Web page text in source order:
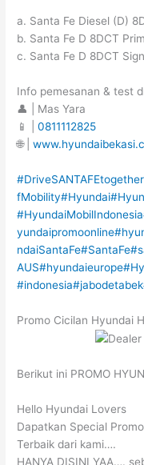
a. Santa Fe Diesel (D)
b. Santa Fe D 8DCT
c. Santa Fe D 8DCT
Info pemesanan & test
👤 | Mas Yara
📱 |0811112825
🌐 |
#DriveSANTAFEtogether
fMobility#Hyundai
#HyundaiMobilIndonesia
yundaipromoonline
ndaiSantaFe#SantaFe
AUS#hyundaieurope
#indonesia#jabodetabek
Promo Cicilan Hyundai
Berikut ini PROMO
Hello Hyundai Lovers
Dapatkan Special
Terbaik dari kami….
HANYA DISINI YAA….